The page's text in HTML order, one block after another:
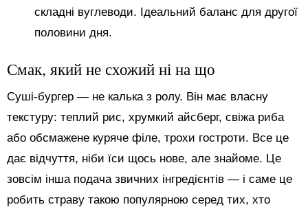
складні вуглеводи. Ідеальний баланс для другої
половини дня.
Смак, який не схожий ні на що
Суші-бургер — не калька з ролу. Він має власну
текстуру: теплий рис, хрумкий айсберг, свіжа риба
або обсмажене куряче філе, трохи гостроти. Все це
дає відчуття, ніби їси щось нове, але знайоме. Це
зовсім інша подача звичних інгредієнтів — і саме це
робить страву такою популярною серед тих, хто